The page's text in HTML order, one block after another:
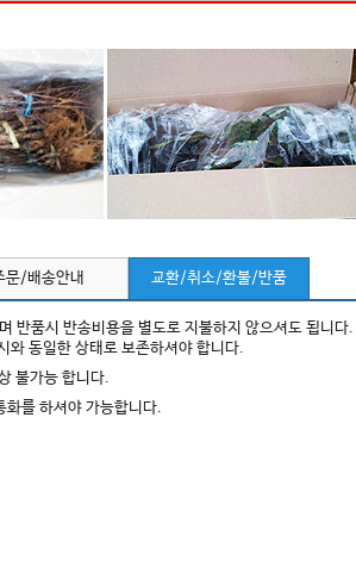
문/배송안내 교환/취소/환불/반품
반품시 반송비용을 별도로 지불하지 않으셔도 됩니다.
동일한 상태로 보존하셔야 합니다.
불가능 합니다.
화를 하셔야 가능합니다.